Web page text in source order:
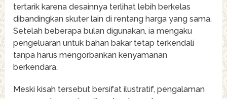
tertarik karena desainnya terlihat lebih berkelas
dibandingkan skuter lain di rentang harga yang sama.
Setelah beberapa bulan digunakan, ia mengaku
pengeluaran untuk bahan bakar tetap terkendali
tanpa harus mengorbankan kenyamanan
berkendara.
Meski kisah tersebut bersifat ilustratif, pengalaman